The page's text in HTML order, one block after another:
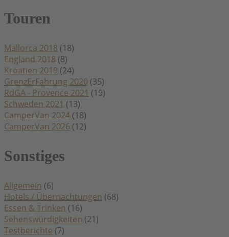
Touren
Mallorca 2018 (18)
England 2018 (8)
Kroatien 2019 (24)
GrenzErFahrung 2020 (35)
RdGA - Provence 2021 (19)
Schweden 2021 (13)
CamperVan 2024 (18)
CamperVan 2026 (12)
Sonstiges
Allgemein (6)
Hotels / Übernachtungen (68)
Essen & Trinken (16)
Sehenswürdigkeiten (21)
Testberichte (7)